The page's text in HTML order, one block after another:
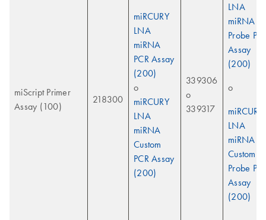
miScript Primer
Assay (100)
218300
miRCURY
LNA
miRNA
PCR Assay
(200)
o
miRCURY
LNA
miRNA
Custom
PCR Assay
(200)
339306
o
339317
LNA
miRNA
Probe
Assay
(200)
o
miRCURY
LNA
miRNA
Custom
Probe
Assay
(200)